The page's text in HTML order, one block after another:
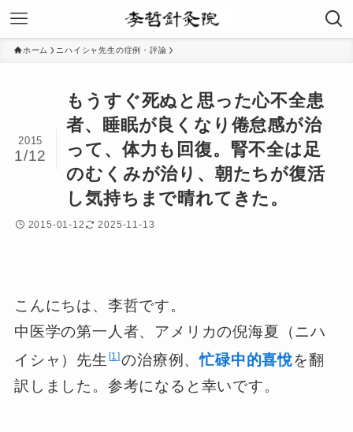
ホーム ニハイシャ先生の症例・評論
もうすぐ死ぬと思った心不全患
者、睡眠が良くなり倦怠感が治
って、体力も回復。腎不全は足
のむくみが治り、朝たちが復活
し気持ちまで晴れてきた。
2015
1/12
2015-01-12 2025-11-13
こんにちは、李哲です。
中医学の第一人者、アメリカの倪海夏（ニハ
イシャ）先生 1 の治療例、忙碌中的喜悅を翻
訳しました。参考になると幸いです。